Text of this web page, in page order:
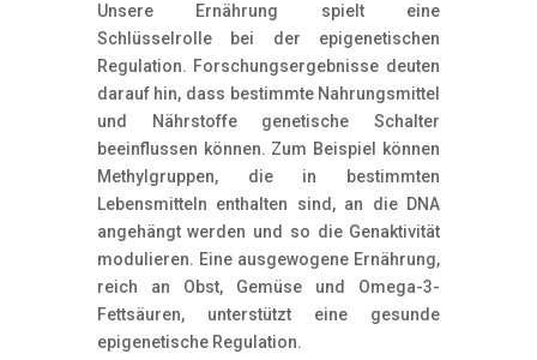
Unsere Ernährung spielt eine
Schlüsselrolle bei der epigenetischen
Regulation. Forschungsergebnisse deuten
darauf hin, dass bestimmte Nahrungsmittel
und Nährstoffe genetische Schalter
beeinflussen können. Zum Beispiel können
Methylgruppen, die in bestimmten
Lebensmitteln enthalten sind, an die DNA
angehängt werden und so die Genaktivität
modulieren. Eine ausgewogene Ernährung,
reich an Obst, Gemüse und Omega-3-
Fettsäuren, unterstützt eine gesunde
epigenetische Regulation.